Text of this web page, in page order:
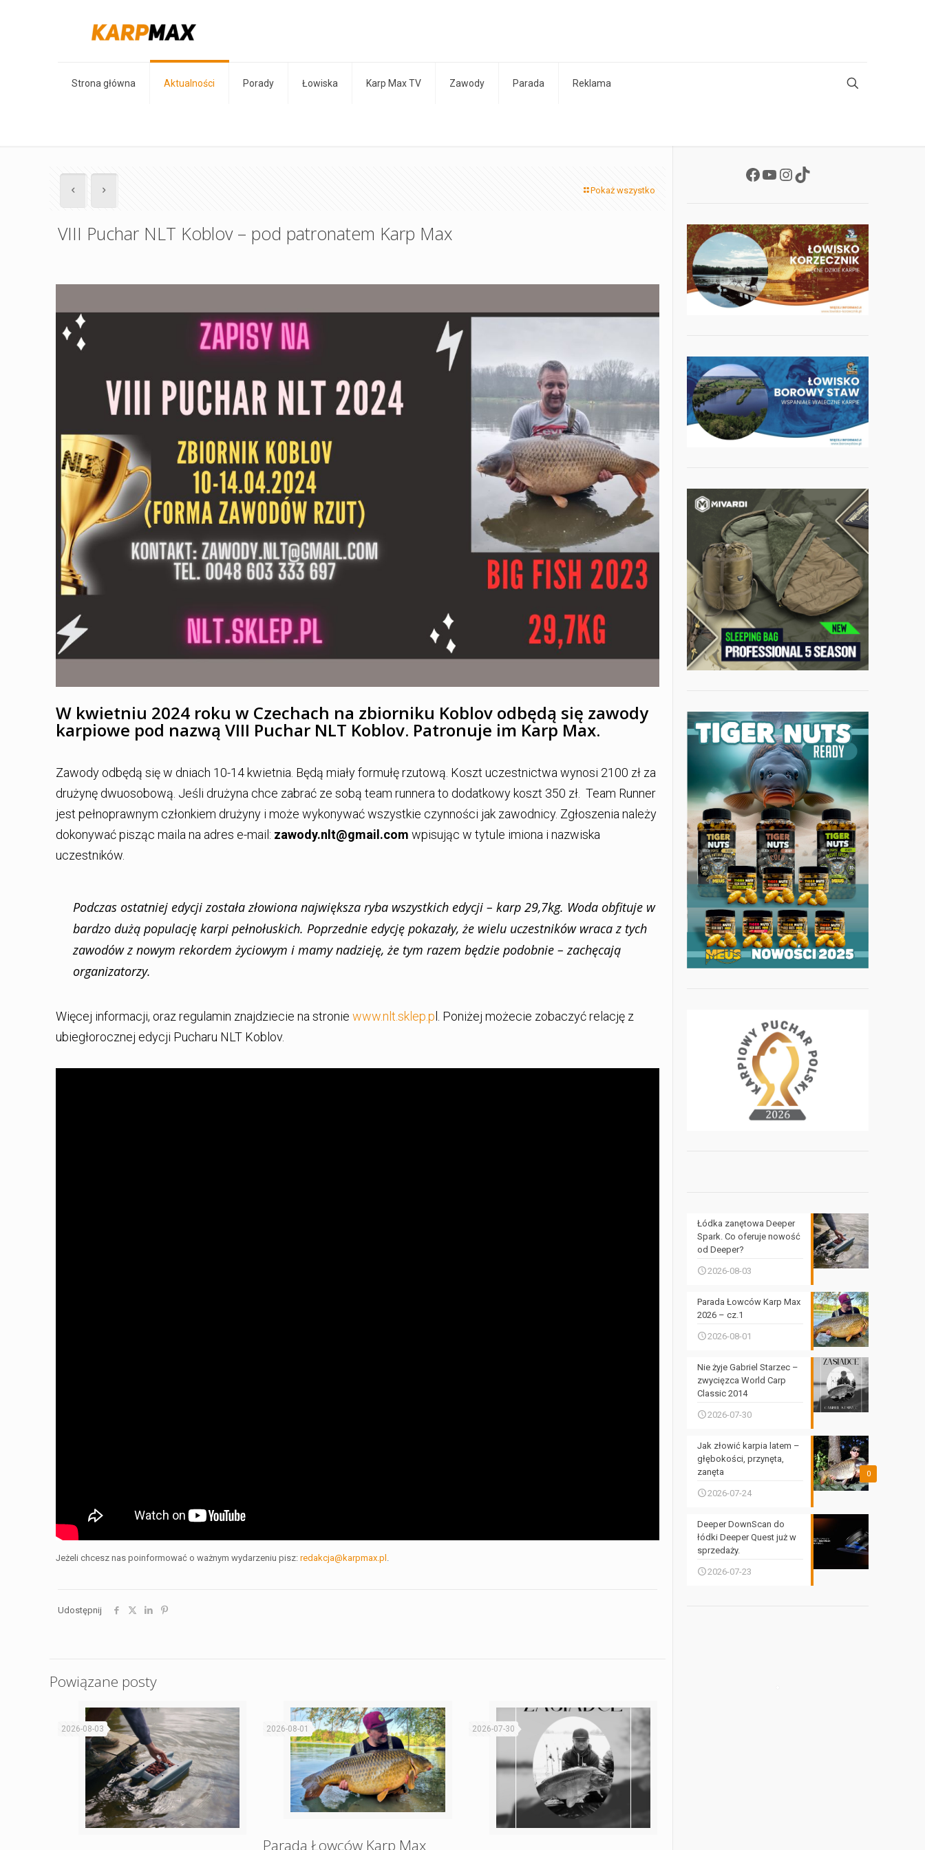
Strona główna Aktualności Porady Łowiska Karp Max TV Zawody Parada Reklama
Pokaż wszystko
VIII Puchar NLT Koblov – pod patronatem Karp Max
W kwietniu 2024 roku w Czechach na zbiorniku Koblov odbędą się zawody
karpiowe pod nazwą VIII Puchar NLT Koblov. Patronuje im Karp Max.
Zawody odbędą się w dniach 10-14 kwietnia. Będą miały formułę rzutową. Koszt uczestnictwa wynosi 2100 zł za
drużynę dwuosobową. Jeśli drużyna chce zabrać ze sobą team runnera to dodatkowy koszt 350 zł. Team Runner
jest pełnoprawnym członkiem drużyny i może wykonywać wszystkie czynności jak zawodnicy. Zgłoszenia należy
dokonywać pisząc maila na adres e-mail: zawody.nlt@gmail.com wpisując w tytule imiona i nazwiska
uczestników.
Podczas ostatniej edycji została złowiona największa ryba wszystkich edycji – karp 29,7kg. Woda obfituje w
bardzo dużą populację karpi pełnołuskich. Poprzednie edycję pokazały, że wielu uczestników wraca z tych
zawodów z nowym rekordem życiowym i mamy nadzieję, że tym razem będzie podobnie – zachęcają
organizatorzy.
Więcej informacji, oraz regulamin znajdziecie na stronie www.nlt.sklep.pl. Poniżej możecie zobaczyć relację z
ubiegłorocznej edycji Pucharu NLT Koblov.
Jeżeli chcesz nas poinformować o ważnym wydarzeniu pisz: redakcja@karpmax.pl
Udostępnij
Powiązane posty
2026-08-03 2026-08-01
Parada Łowców Karp Max
2026-07-30
Facebook
YouTube
Instagram
TikTok
Łódka zanętowa Deeper
Spark. Co oferuje nowość
od Deeper?
2026-08-03
Parada Łowców Karp Max
2026 – cz.1
2026-08-01
Nie żyje Gabriel Starzec –
zwycięzca World Carp
Classic 2014
2026-07-30
0
Jak złowić karpia latem –
głębokości, przynęta,
zanęta
2026-07-24
Deeper DownScan do
łódki Deeper Quest już w
sprzedaży.
2026-07-23